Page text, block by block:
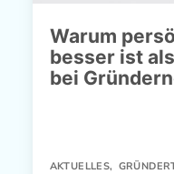
Warum
besser ist
bei
AKTUELLES,